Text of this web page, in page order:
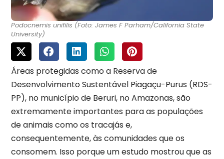
Podocnemis unifilis (Foto: James F Parham/California State
University)
Áreas protegidas como a Reserva de
Desenvolvimento Sustentável Piagaçu-Purus (RDS-
PP), no município de Beruri, no Amazonas, são
extremamente importantes para as populações
de animais como os tracajás e,
consequentemente, às comunidades que os
consomem. Isso porque um estudo mostrou que as